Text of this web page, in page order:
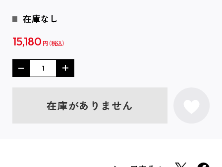
在庫なし
15,180 円
在庫がありません